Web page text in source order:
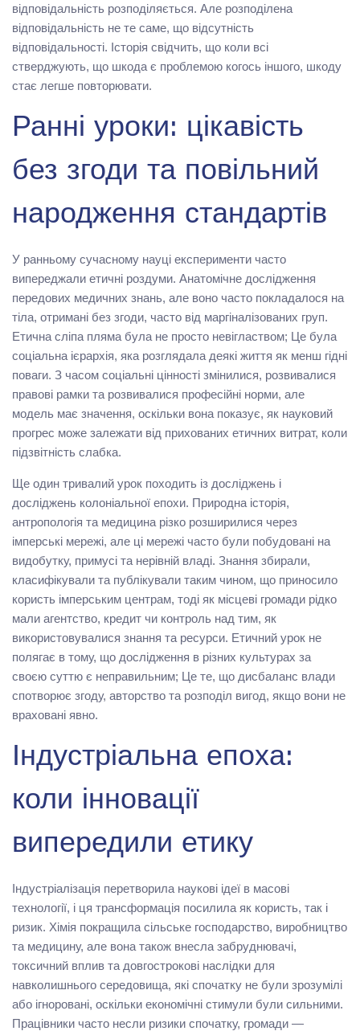
відповідальність розподіляється. Але розподілена
відповідальність не те саме, що відсутність
відповідальності. Історія свідчить, що коли всі
стверджують, що шкода є проблемою когось іншого, шкоду
стає легше повторювати.
Ранні уроки: цікавість
без згоди та повільний
народження стандартів
У ранньому сучасному науці експерименти часто
випереджали етичні роздуми. Анатомічне дослідження
передових медичних знань, але воно часто покладалося на
тіла, отримані без згоди, часто від маргіналізованих груп.
Етична сліпа пляма була не просто невіглаством; Це була
соціальна ієрархія, яка розглядала деякі життя як менш гідні
поваги. З часом соціальні цінності змінилися, розвивалися
правові рамки та розвивалися професійні норми, але
модель має значення, оскільки вона показує, як науковий
прогрес може залежати від прихованих етичних витрат, коли
підзвітність слабка.
Ще один тривалий урок походить із досліджень і
досліджень колоніальної епохи. Природна історія,
антропологія та медицина різко розширилися через
імперські мережі, але ці мережі часто були побудовані на
видобутку, примусі та нерівній владі. Знання збирали,
класифікували та публікували таким чином, що приносило
користь імперським центрам, тоді як місцеві громади рідко
мали агентство, кредит чи контроль над тим, як
використовувалися знання та ресурси. Етичний урок не
полягає в тому, що дослідження в різних культурах за
своєю суттю є неправильним; Це те, що дисбаланс влади
спотворює згоду, авторство та розподіл вигод, якщо вони не
враховані явно.
Індустріальна епоха:
коли інновації
випередили етику
Індустріалізація перетворила наукові ідеї в масові
технології, і ця трансформація посилила як користь, так і
ризик. Хімія покращила сільське господарство, виробництво
та медицину, але вона також внесла забруднювачі,
токсичний вплив та довгострокові наслідки для
навколишнього середовища, які спочатку не були зрозумілі
або ігноровані, оскільки економічні стимули були сильними.
Працівники часто несли ризики спочатку, громади —